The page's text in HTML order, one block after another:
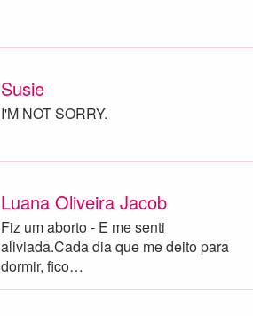
Susie
I'M NOT SORRY.
Luana Oliveira Jacob
Fiz um aborto - E me senti
aliviada.Cada dia que me deito para
dormir, fico…